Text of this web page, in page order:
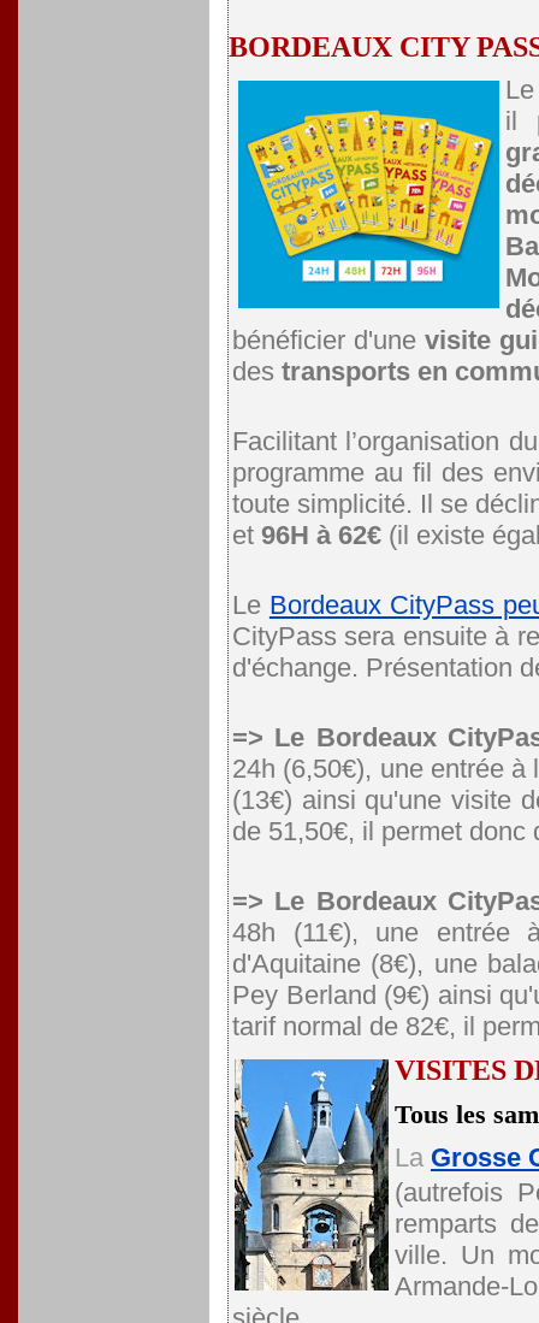
BORDEAUX CITY
il
bénéficier d'unevisite
des transports en
Facilitant l’organisation
programme au fil des
toute simplicité. Il se
et 96H à 62€ (il existe
Le Bordeaux CityPass
CityPass sera ensuite à
d'échange. Présentation
=> Le Bordeaux
24h (6,50€), une entrée
(13€) ainsi qu'une visite
de 51,50€, il permet donc
=> Le Bordeaux
48h (11€), une entrée
d'Aquitaine (8€), une
Pey Berland (9€) ainsi
tarif normal de 82€, il
VISITES
Tous les
La Grosse
(autrefois
remparts
ville. Un
Armande-